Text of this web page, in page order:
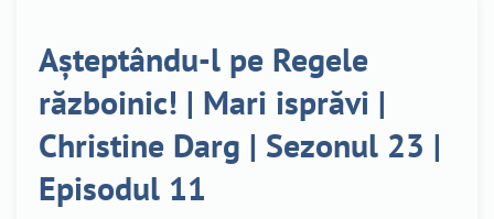
Așteptându-l pe Regele
războinic! | Mari isprăvi |
Christine Darg | Sezonul 23 |
Episodul 11